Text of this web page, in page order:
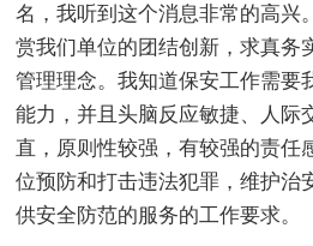
名，我听到这个消息非常的高兴
赏我们单位的团结创新，求真务
管理理念。我知道保安工作需要
能力，并且头脑反应敏捷、人际
直，原则性较强，有较强的责任
位预防和打击违法犯罪，维护治
供安全防范的服务的工作要求。